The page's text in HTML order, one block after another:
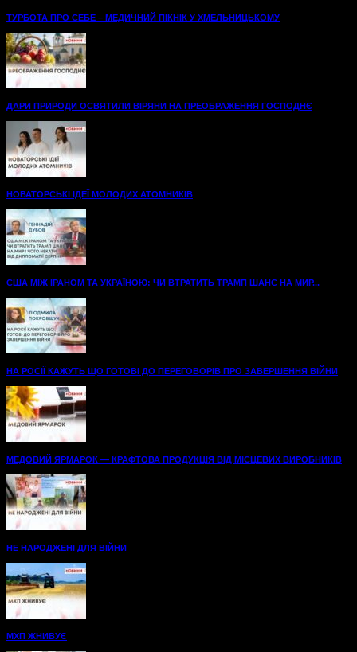
ТУРБОТА ПРО СЕБЕ – МЕДИЧНИЙ ПІКНІК У ХМЕЛЬНИЦЬКОМУ
ДАРИ ПРИРОДИ ОСВЯТИЛИ ВІРЯНИ НА ПРЕОБРАЖЕННЯ ГОСПОДНЄ
НОВАТОРСЬКІ ІДЕЇ МОЛОДИХ АТОМНИКІВ
США МІЖ ІРАНОМ ТА УКРАЇНОЮ: ЧИ ВТРАТИТЬ ТРАМП ШАНС НА МИР...
НА РОСІЇ КАЖУТЬ ЩО ГОТОВІ ДО ПЕРЕГОВОРІВ ПРО ЗАВЕРШЕННЯ ВІЙНИ
МЕДОВИЙ ЯРМАРОК — КРАФТОВА ПРОДУКЦІЯ ВІД МІСЦЕВИХ ВИРОБНИКІВ
НЕ НАРОДЖЕНІ ДЛЯ ВІЙНИ
МХП ЖНИВУЄ